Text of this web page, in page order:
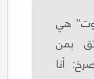
هي
بمن
أنا